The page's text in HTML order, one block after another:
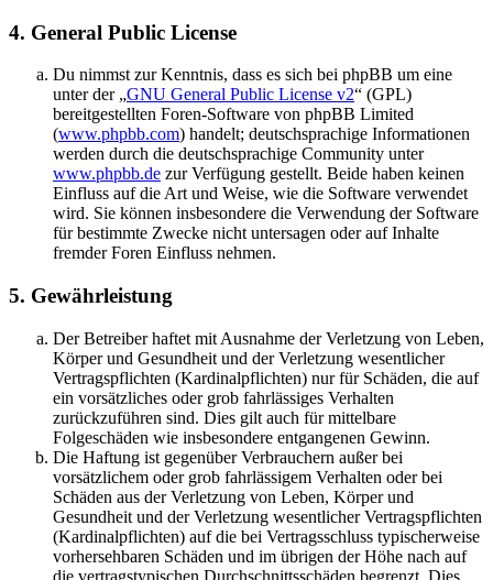
4. General Public License
Du nimmst zur Kenntnis, dass es sich bei phpBB um eine
unter der „GNU General Public License v2“ (GPL)
bereitgestellten Foren-Software von phpBB Limited
(www.phpbb.com) handelt; deutschsprachige Informationen
werden durch die deutschsprachige Community unter
www.phpbb.de zur Verfügung gestellt. Beide haben keinen
Einfluss auf die Art und Weise, wie die Software verwendet
wird. Sie können insbesondere die Verwendung der Software
für bestimmte Zwecke nicht untersagen oder auf Inhalte
fremder Foren Einfluss nehmen.
5. Gewährleistung
Der Betreiber haftet mit Ausnahme der Verletzung von Leben,
Körper und Gesundheit und der Verletzung wesentlicher
Vertragspflichten (Kardinalpflichten) nur für Schäden, die auf
ein vorsätzliches oder grob fahrlässiges Verhalten
zurückzuführen sind. Dies gilt auch für mittelbare
Folgeschäden wie insbesondere entgangenen Gewinn.
Die Haftung ist gegenüber Verbrauchern außer bei
vorsätzlichem oder grob fahrlässigem Verhalten oder bei
Schäden aus der Verletzung von Leben, Körper und
Gesundheit und der Verletzung wesentlicher Vertragspflichten
(Kardinalpflichten) auf die bei Vertragsschluss typischerweise
vorhersehbaren Schäden und im übrigen der Höhe nach auf
die vertragstypischen Durchschnittsschäden begrenzt. Dies